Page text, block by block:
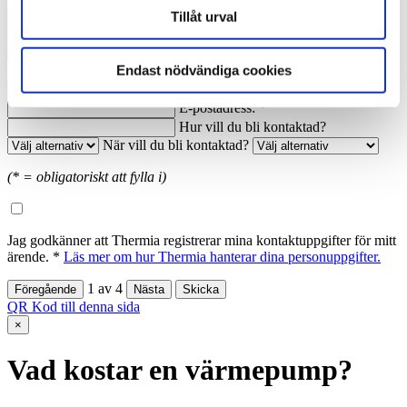
Tillåt urval
Endast nödvändiga cookies
Nuvarande årsförbrukning av energi:
Ort: *
Telefon dagtid: *
E-postadress: *
Hur vill du bli kontaktad?
När vill du bli kontaktad?
(* = obligatoriskt att fylla i)
Jag godkänner att Thermia registrerar mina kontaktuppgifter för mitt
ärende. * Läs mer om hur Thermia hanterar dina personuppgifter.
1 av 4
QR Kod till denna sida
×
Vad kostar en värmepump?